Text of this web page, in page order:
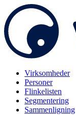
Virksomheder
Personer
Flinkelisten
Segmentering
Sammenligning